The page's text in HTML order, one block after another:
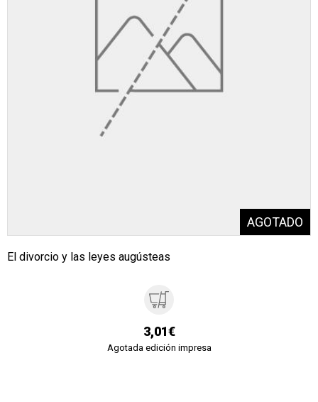
El divorcio y las leyes augústeas
3,01€
Agotada edición impresa